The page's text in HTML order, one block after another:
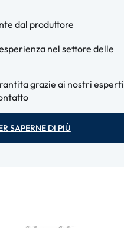
dal produttore
nel settore delle
grazie ai nostri esperti
SAPERNE DI PIÙ